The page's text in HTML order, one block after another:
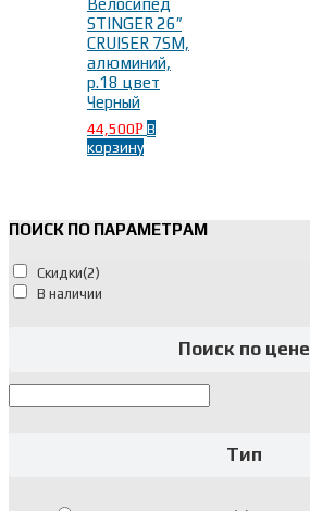
Велосипед
STINGER 26″
CRUISER 7SM,
алюминий,
р.18 цвет
Черный
44,500Р В
корзину
ПОИСК ПО ПАРАМЕТРАМ
Скидки(2)
В наличии
Поиск по цене
Тип